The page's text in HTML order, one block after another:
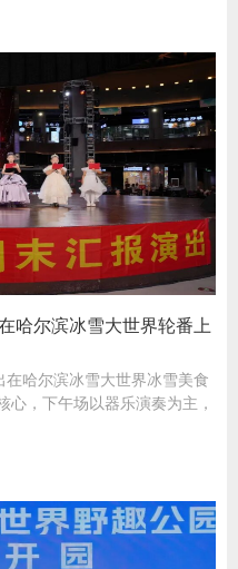
哈尔滨冰雪大世界轮番上
哈尔滨冰雪大世界冰雪美食
，下午场以器乐演奏为主，
丰富多样的艺术体验。